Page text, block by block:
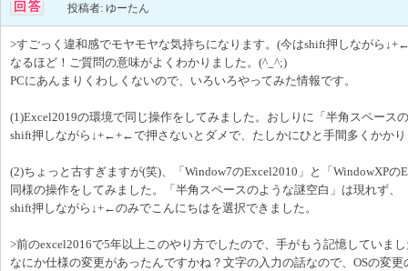
投稿者: ゆーたん
>すごっく違和感でモヤモヤな気持ちになります。(今はshift押しながら
なるほど！ご質問の意味がよくわかりました。(^_^;)
PCにあんまりくわしくないので、いろいろやってみた情報です。
(1)Excel2019の環境で同じ操作をしてみました。おしりに「半角スペース
shift押しながら↓+←+←で押さないとダメで、たしかにひと手間多くかか
(2)ちょっと古すぎますが(笑)、「Window7のExcel2010」と「WindowXPの
同様の操作をしてみました。「半角スペースのような謎空白」は現れず、
shift押しながら↓+←のみでこんにちはを選択できました。
>前のexcel2016で5年以上このやり方でしたので、手がもう記憶していま
なにか仕様の変更があったんですかね？文字の入力の話なので、OSの変更